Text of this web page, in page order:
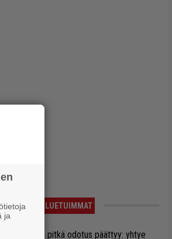
LUETUIMMAT
fanien pitkä odotus päättyy: yhtye
ja